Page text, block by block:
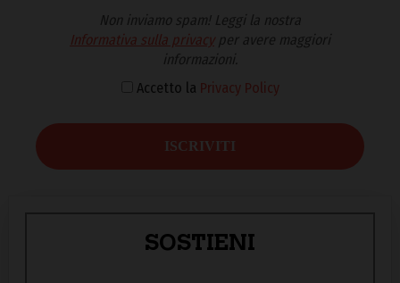
Non inviamo spam! Leggi la nostra
Informativa sulla privacyper avere maggiori
informazioni.
Accetto la Privacy Policy
SOSTIENI